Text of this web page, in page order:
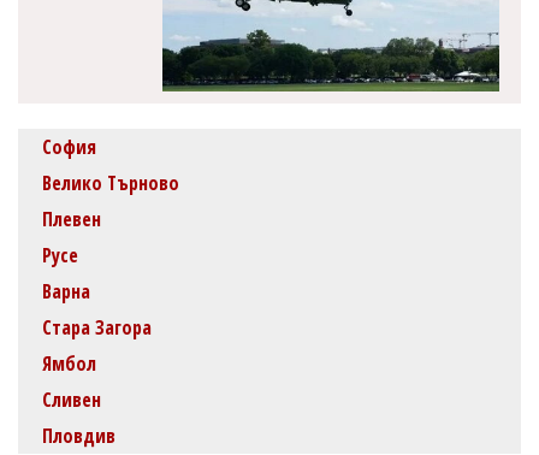
София
Велико Търново
Плевен
Русе
Варна
Стара Загора
Ямбол
Сливен
Пловдив